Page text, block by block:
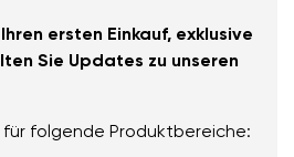
ersten Einkauf, exklusive
Sie Updates zu unseren
für folgende Produktbereiche: